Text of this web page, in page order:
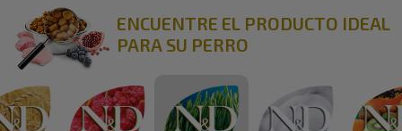
ENCUENTRE EL PRODUCTO IDEAL
PARA SU PERRO